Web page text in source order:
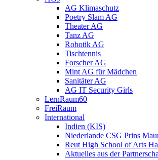
AG Klimaschutz
Poetry Slam AG
Theater AG
Tanz AG
Robotik AG
Tischtennis
Forscher AG
Mint AG für Mädchen
Sanitäter AG
AG IT Security Girls
LernRaum60
FreiRaum
International
Indien (KIS)
Niederlande CSG Prins
Reut High School of Arts
Aktuelles aus der